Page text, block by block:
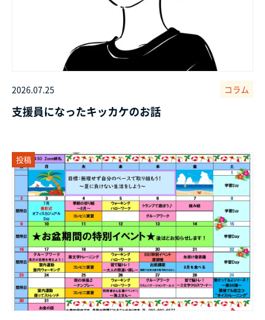
2026.07.25 コラム
支援員になったキッカケのお話
投稿